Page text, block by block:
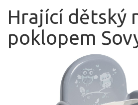
Hrající dětský
poklopem